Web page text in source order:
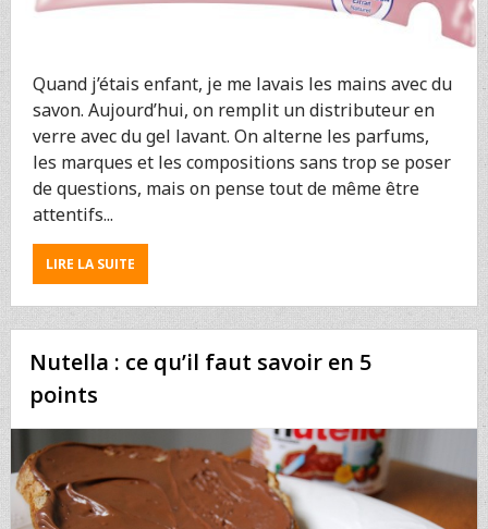
Quand j’étais enfant, je me lavais les mains avec du
savon. Aujourd’hui, on remplit un distributeur en
verre avec du gel lavant. On alterne les parfums,
les marques et les compositions sans trop se poser
de questions, mais on pense tout de même être
attentifs...
LIRE LA SUITEABOUT
GEL
LAVANT
COCKTAIL
INQUIÉTANT
Nutella : ce qu’il faut savoir en 5
points